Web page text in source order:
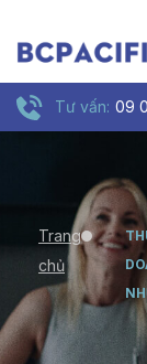
Tư vấn: 09
Trang
chủ